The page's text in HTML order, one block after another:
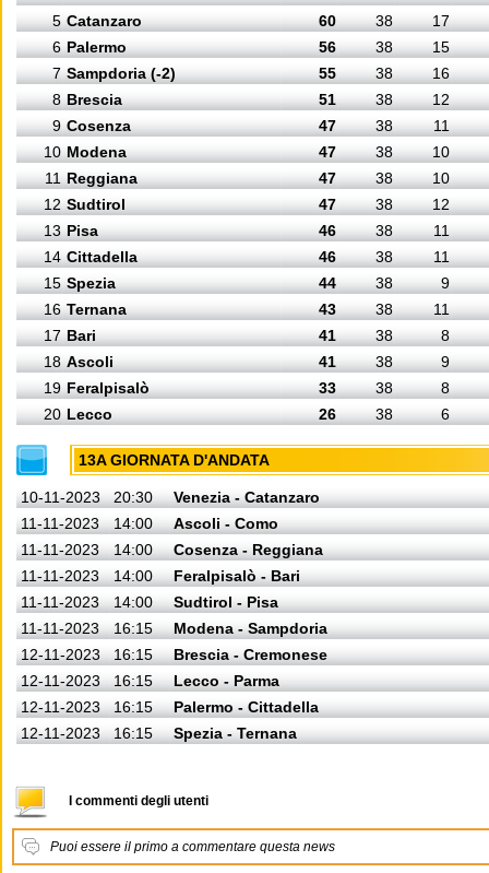
5 Catanzaro 60 38
17
6 Palermo 56 38
15
7 Sampdoria (-2) 55 38
16
8 Brescia 51 38
12
9 Cosenza 47 38
11
10 Modena 47 38
10
11 Reggiana 47 38
10
12 Sudtirol 47 38
12
13 Pisa 46 38
11
14 Cittadella 46 38
11
15 Spezia 44 38
9
16 Ternana 43 38
11
17 Bari 41 38
8
18 Ascoli 41 38
9
19 Feralpisalò 33 38
8
20 Lecco 26 38 6
13A GIORNATA D'ANDATA
10-11-2023 20:30
Venezia - Catanzaro
11-11-2023
14:00
Ascoli - Como
11-11-2023
14:00
Cosenza - Reggiana
11-11-2023
14:00
Feralpisalò - Bari
11-11-2023
14:00
Sudtirol - Pisa
11-11-2023
16:15
Modena - Sampdoria
12-11-2023
16:15
Brescia - Cremonese
12-11-2023
16:15
Lecco - Parma
12-11-2023
16:15
Palermo - Cittadella
12-11-2023
16:15 Spezia - Ternana
I commenti degli utenti
Puoi essere il primo a commentare questa news